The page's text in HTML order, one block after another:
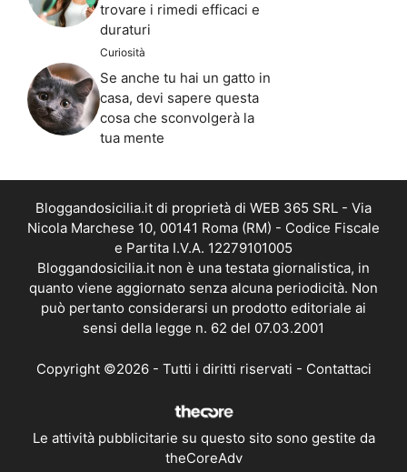
trovare i rimedi efficaci e
duraturi
Curiosità
Se anche tu hai un gatto in
casa, devi sapere questa
cosa che sconvolgerà la
tua mente
Bloggandosicilia.it di proprietà di WEB 365 SRL - Via
Nicola Marchese 10, 00141 Roma (RM) - Codice Fiscale
e Partita I.V.A. 12279101005
Bloggandosicilia.it non è una testata giornalistica, in
quanto viene aggiornato senza alcuna periodicità. Non
può pertanto considerarsi un prodotto editoriale ai
sensi della legge n. 62 del 07.03.2001
Copyright ©2026 - Tutti i diritti riservati - Contattaci
Le attività pubblicitarie su questo sito sono gestite da
theCoreAdv